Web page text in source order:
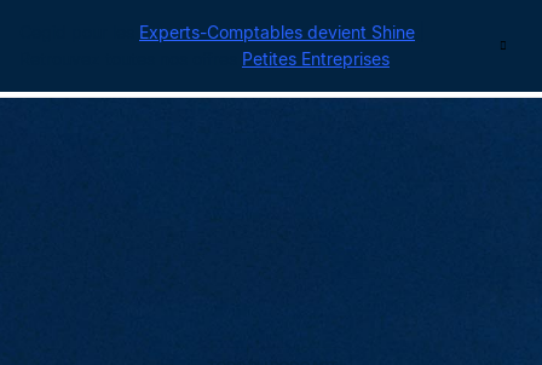
Experts-Comptables devient Shine
Petites Entreprises